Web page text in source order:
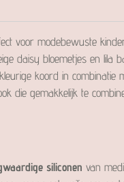
voor modebewuste
daisy bloemetjes en lila
koord in combinatie
die gemakkelijk te
siliconen van